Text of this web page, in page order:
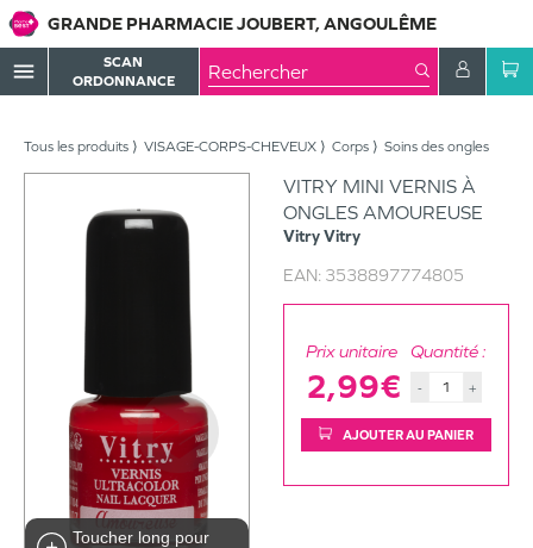
GRANDE PHARMACIE JOUBERT, ANGOULÊME
menu
SCAN
ORDONNANCE
Tous les produits VISAGE-CORPS-CHEVEUX Corps Soins des ongles
Toucher long pour
VITRY MINI VERNIS À
ONGLES AMOUREUSE
VitryVitry
EAN: 3538897774805
Prix unitaire
2,99€
Quantité :
- +
AJOUTER AU PANIER